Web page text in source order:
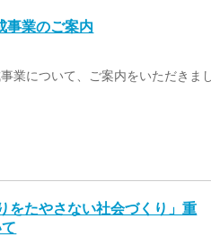
事業のご案内
業について、ご案内をいただきま
をたやさない社会づくり」重